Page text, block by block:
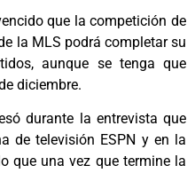
que la competición de
la MLS podrá completar su
aunque se tenga que
diciembre.
durante la entrevista que
de televisión ESPN y en la
que una vez que termine la